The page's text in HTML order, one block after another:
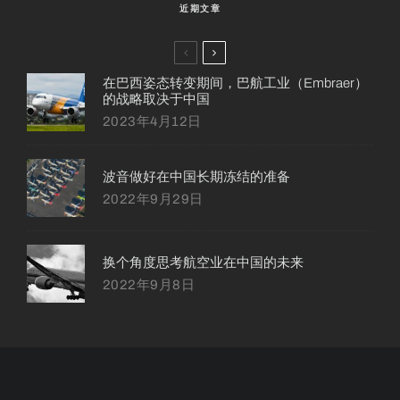
近期文章
在巴西姿态转变期间，巴航工业（Embraer）
的战略取决于中国
2023年4月12日
波音做好在中国长期冻结的准备
2022年9月29日
换个角度思考航空业在中国的未来
2022年9月8日